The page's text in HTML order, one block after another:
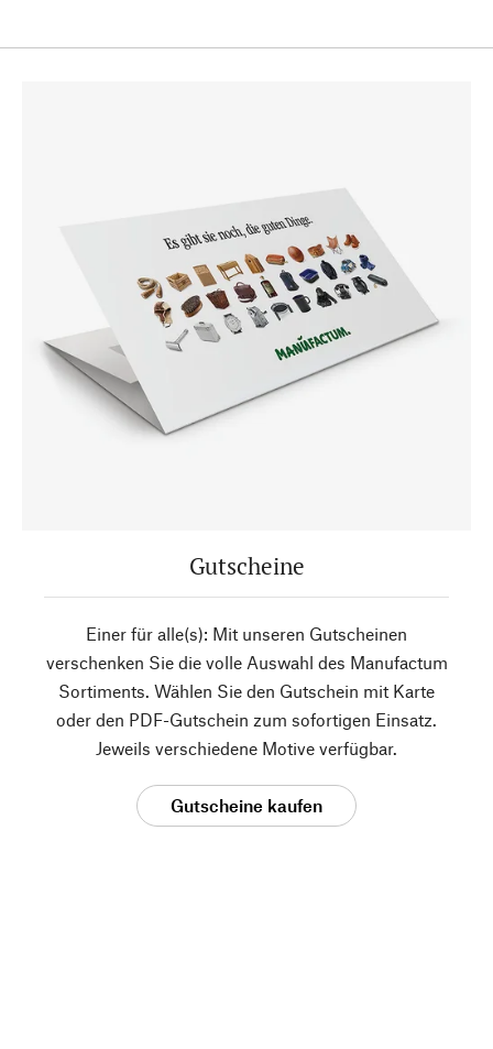
Gutscheine
Einer für alle(s): Mit unseren Gutscheinen
verschenken Sie die volle Auswahl des Manufactum
Sortiments. Wählen Sie den Gutschein mit Karte
oder den PDF-Gutschein zum sofortigen Einsatz.
Jeweils verschiedene Motive verfügbar.
Gutscheine kaufen